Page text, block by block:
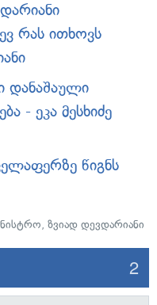
რას ითხოვს
დანაშაული
- ეკა მესხიძე
წიგნს
, ზვიად დევდარიანი
2